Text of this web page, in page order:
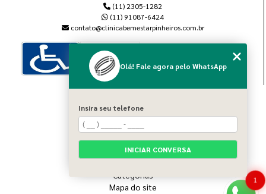
(11) 2305-1282
(11) 91087-6424
contato@clinicabemestarpinheiros.com.br
Home
Sobre nós
Blog
Serviços
Categorias
Mapa do site
1
Olá! Fale agora pelo WhatsApp
Insira seu telefone
INICIAR CONVERSA